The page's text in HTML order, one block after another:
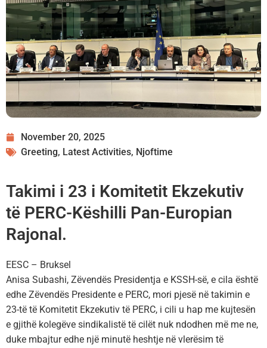
November 20, 2025
Greeting, Latest Activities, Njoftime
Takimi i 23 i Komitetit Ekzekutiv
të PERC-Këshilli Pan-Europian
Rajonal.
EESC – Bruksel
Anisa Subashi, Zëvendës Presidentja e KSSH-së, e cila është
edhe Zëvendës Presidente e PERC, mori pjesë në takimin e
23-të të Komitetit Ekzekutiv të PERC, i cili u hap me kujtesën
e gjithë kolegëve sindikalistë të cilët nuk ndodhen më me ne,
duke mbajtur edhe një minutë heshtje në vlerësim të